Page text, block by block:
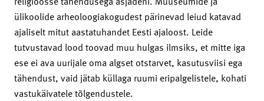
ülikoolide arheoloogiakogudest pärinevad leiud katavad
ajaliselt mitut aastatuhandet Eesti ajaloost. Leide
tutvustavad lood toovad muu hulgas ilmsiks, et mitte iga
ese ei ava uurijale oma algset otstarvet, kasutusviisi ega
tähendust, vaid jätab küllaga ruumi eripalgelistele, kohati
vastukäivatele tõlgendustele.